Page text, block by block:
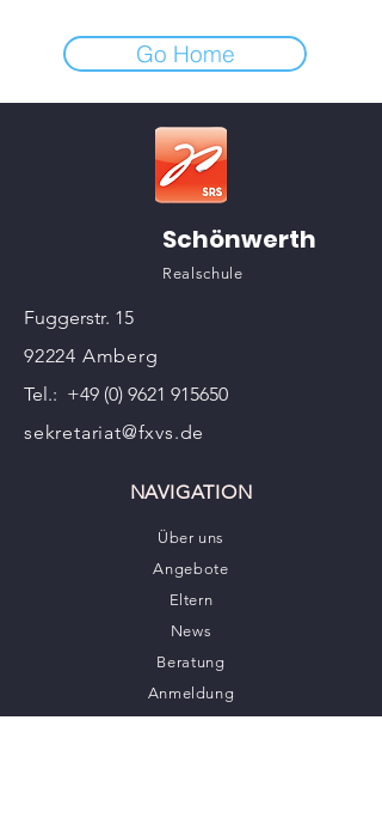
Go Home
Schönwerth
Realschule
Fuggerstr. 15
92224 Amberg
Tel.: +49 (0) 9621 915650
sekretariat@fxvs.de
NAVIGATION
Über uns
Angebote
Eltern
News
Beratung
Anmeldung